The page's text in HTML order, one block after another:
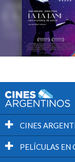
CINES
PELÍCULAS EN